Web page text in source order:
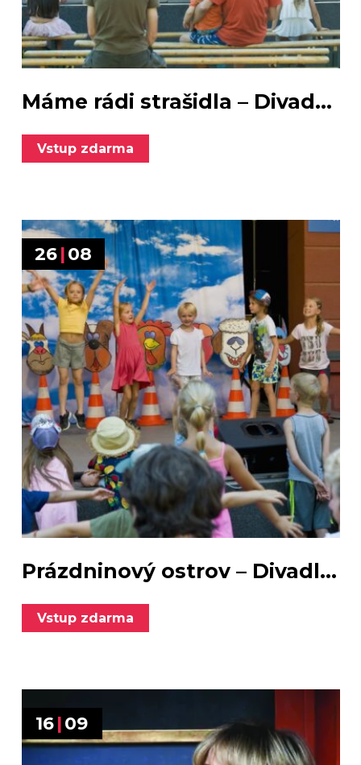
Máme rádi strašidla – Divad...
Vstup zdarma
26 |08
Prázdninový ostrov – Divadl...
Vstup zdarma
16|09